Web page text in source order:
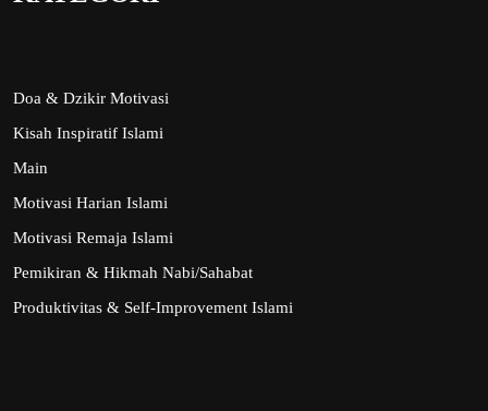
Doa & Dzikir Motivasi
Kisah Inspiratif Islami
Main
Motivasi Harian Islami
Motivasi Remaja Islami
Pemikiran & Hikmah Nabi/Sahabat
Produktivitas & Self-Improvement Islami